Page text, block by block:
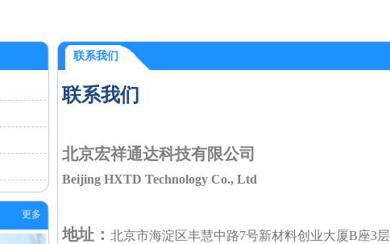
更多
联系我们
联系我们
北京宏祥通达科技有限公司
Beijing HXTD Technology Co., Ltd
地址： 北京市海淀区丰慧中路7号新材料创业大厦B座3层